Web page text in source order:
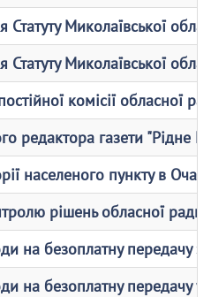
Миколаївської
Миколаївської
комісії обласної
редактора газети "Рідне
населеного пункту в
рішень обласної ради.
на безоплатну передачу
на безоплатну передачу у